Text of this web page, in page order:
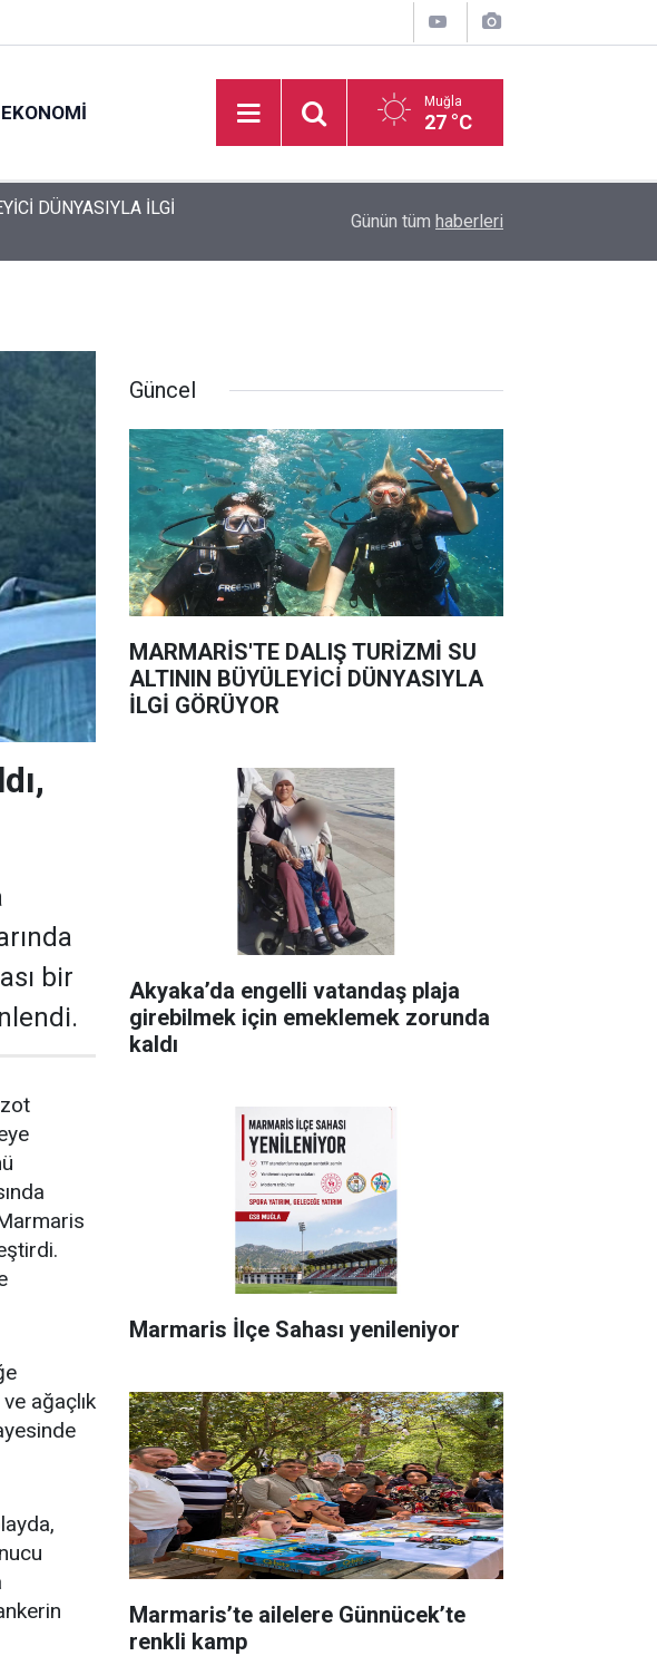
EKONOMI Muğla
27 °C
zorunda kaldı Marmaris İlçe Sahası yenileniyor
Günün tüm haberleri
bir
ağaçlık
Güncel
MARMARİS'TE DALIŞ TURİZMİ SU
ALTININ BÜYÜLEYİCİ DÜNYASIYLA
İLGİ GÖRÜYOR
Akyaka’da engelli vatandaş plaja
girebilmek için emeklemek zorunda
kaldı
Marmaris İlçe Sahası yenileniyor
Marmaris’te ailelere Günnücek’te
renkli kamp